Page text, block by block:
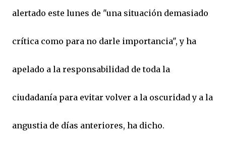
alertado este lunes de "una situación demasiado
crítica como para no darle importancia", y ha
apelado a la responsabilidad de toda la
ciudadanía para evitar volver a la oscuridad y a la
angustia de días anteriores, ha dicho.